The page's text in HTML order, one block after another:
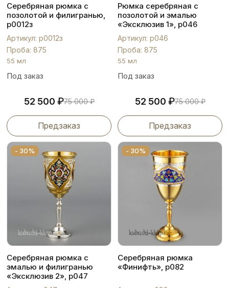
Серебряная рюмка с
позолотой и филигранью,
р0012з
Артикул: р0012з
Проба: 875
55 мл
Под заказ
52 500 ₽75 000₽
Предзаказ
Рюмка серебряная с
позолотой и эмалью
«Эксклюзив 1», р046
Артикул: р046
Проба: 875
55 мл
Под заказ
52 500 ₽75 000₽
Предзаказ
- 30%
Серебряная рюмка с
эмалью и филигранью
«Эксклюзив 2», р047
- 30%
Серебряная рюмка
«Финифть», р082